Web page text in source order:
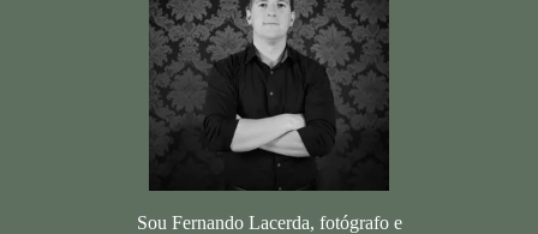
Sou Fernando Lacerda, fotógrafo e